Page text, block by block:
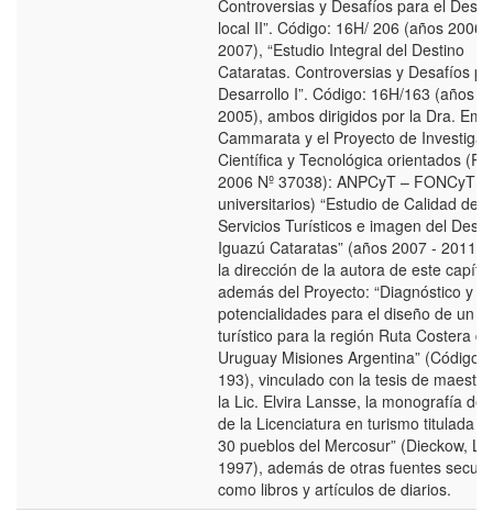
Controversias y Desafíos para el
local II”. Código: 16H/ 206 (años 2006 -
2007), “Estudio Integral del Destino
Cataratas. Controversias y Desafíos
Desarrollo I”. Código: 16H/163 (años
2005), ambos dirigidos por la Dra.
Cammarata y el Proyecto de
Científica y Tecnológica orientados
2006 Nº 37038): ANPCyT – FONCyT
universitarios) “Estudio de Calidad de
Servicios Turísticos e imagen del
Iguazú Cataratas” (años 2007 - 2011)
la dirección de la autora de este
además del Proyecto: “Diagnóstico y
potencialidades para el diseño de un
turístico para la región Ruta Costera
Uruguay Misiones Argentina” (Código
193), vinculado con la tesis de
la Lic. Elvira Lansse, la monografía de
de la Licenciatura en turismo titulada
30 pueblos del Mercosur” (Dieckow, L.;
1997), además de otras fuentes
como libros y artículos de diarios.